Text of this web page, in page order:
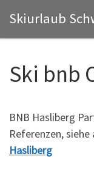
Zum Inhalt springen
Skiurlaub
Ski bnb
BNB Hasliberg
Referenzen,
Hasliberg